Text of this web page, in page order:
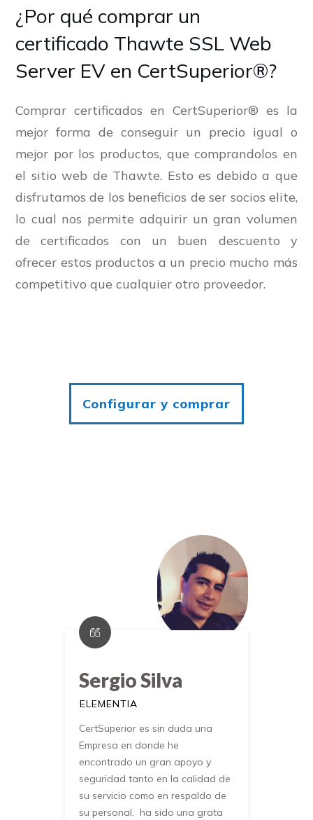
¿Por qué comprar un
certificado Thawte SSL Web
Server EV en CertSuperior®?
Comprar certificados en CertSuperior® es la
mejor forma de conseguir un precio igual o
mejor por los productos, que comprandolos en
el sitio web de Thawte. Esto es debido a que
disfrutamos de los beneficios de ser socios elite,
lo cual nos permite adquirir un gran volumen
de certificados con un buen descuento y
ofrecer estos productos a un precio mucho más
competitivo que cualquier otro proveedor.
Configurar y comprar
Sergio Silva
ELEMENTIA
CertSuperior es sin duda una
Empresa en donde he
encontrado un gran apoyo y
seguridad tanto en la calidad de
su servicio como en respaldo de
su personal, ha sido una grata